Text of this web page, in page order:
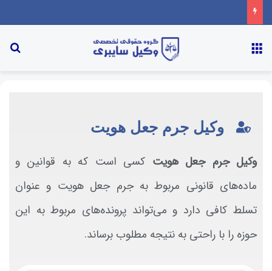
وکیل جرم جعل هویت
وکیل جرم جعل هویت کسی است که به قوانین و
ماده‌های قانونی مربوط به جرم جعل هویت و عنوان
تسلط کافی دارد و می‌تواند پرونده‌های مربوط به این
حوزه را با راحتی به نتیجه مطلوب برساند.